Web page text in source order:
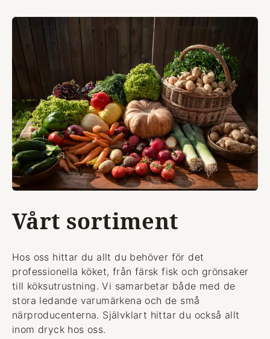
Vårt sortiment
Hos oss hittar du allt du behöver för det
professionella köket, från färsk fisk och grönsaker
till köksutrustning. Vi samarbetar både med de
stora ledande varumärkena och de små
närproducenterna. Självklart hittar du också allt
inom dryck hos oss.